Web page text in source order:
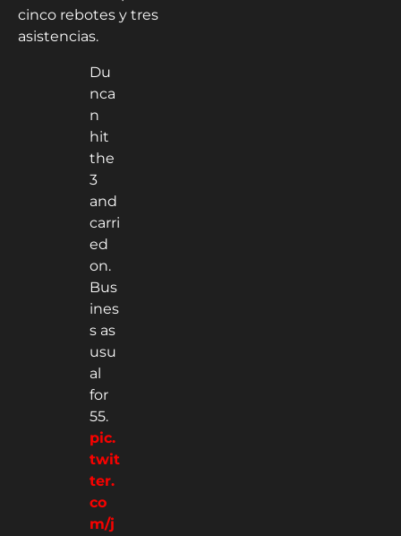
cinco rebotes y tres
asistencias.
Du
nca
n
hit
the
3
and
carri
ed
on.
Bus
ines
s as
usu
al
for
55.
pic.
twit
ter.
co
m/j